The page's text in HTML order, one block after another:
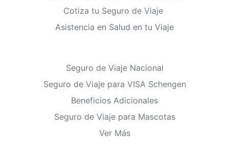
Cotiza tu Seguro de Viaje
Asistencia en Salud en tu Viaje
Seguro de Viaje Nacional
Seguro de Viaje para VISA Schengen
Beneficios Adicionales
Seguro de Viaje para Mascotas
Ver Más